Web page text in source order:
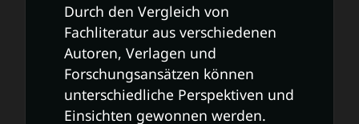
Durch den Vergleich von
Fachliteratur aus verschiedenen
Autoren, Verlagen und
Forschungsansätzen können
unterschiedliche Perspektiven und
Einsichten gewonnen werden.